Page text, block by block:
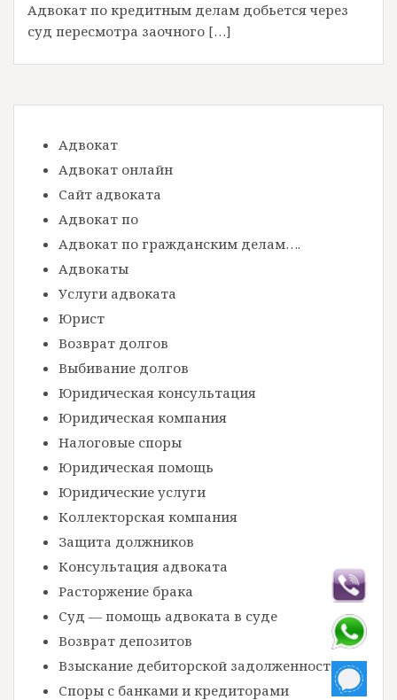
Адвокат по кредитным делам добьется через
суд пересмотра заочного […]
Адвокат
Адвокат онлайн
Сайт адвоката
Адвокат по
Адвокат по гражданским делам….
Адвокаты
Услуги адвоката
Юрист
Возврат долгов
Выбивание долгов
Юридическая консультация
Юридическая компания
Налоговые споры
Юридическая помощь
Юридические услуги
Коллекторская компания
Защита должников
Консультация адвоката
Расторжение брака
Суд — помощь адвоката в суде
Возврат депозитов
Взыскание дебиторской задолженности
Споры с банками и кредиторами